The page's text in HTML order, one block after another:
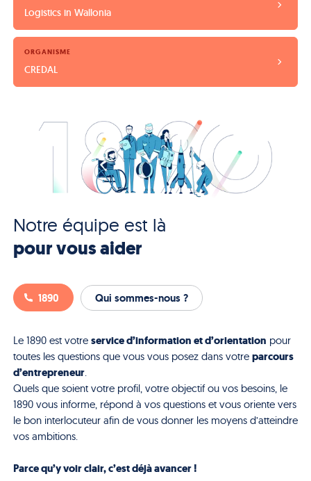
Logistics in Wallonia
ORGANISME
CREDAL
Notre équipe est là
pour vous aider
1890 Qui sommes-nous ?
Le 1890 est votre service d’information et d’orientation pour
toutes les questions que vous vous posez dans votre parcours
d’entrepreneur.
Quels que soient votre profil, votre objectif ou vos besoins, le
1890 vous informe, répond à vos questions et vous oriente vers
le bon interlocuteur afin de vous donner les moyens d’atteindre
vos ambitions.
Parce qu’y voir clair, c’est déjà avancer !